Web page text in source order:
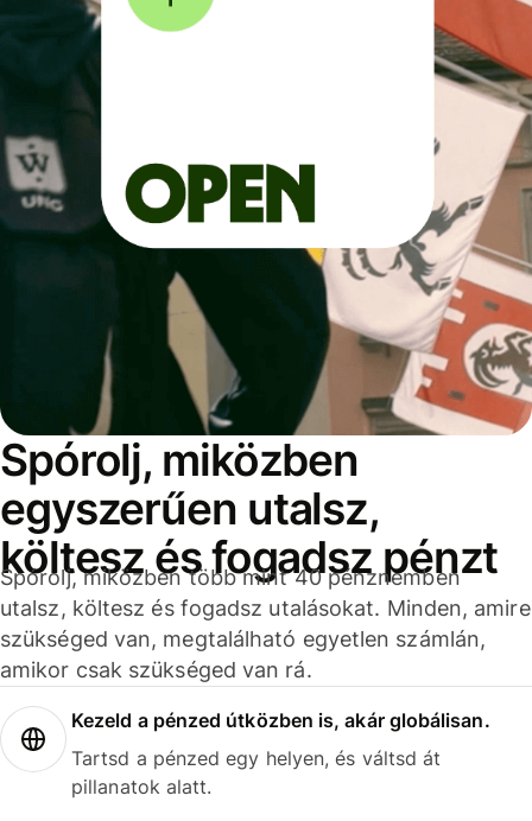
Spórolj, miközben
egyszerűen utalsz,
költesz és fogadsz pénzt
Spórolj, miközben több mint 40 pénznemben
utalsz, költesz és fogadsz utalásokat. Minden, amire
szükséged van, megtalálható egyetlen számlán,
amikor csak szükséged van rá.
Kezeld a pénzed útközben is, akár globálisan.
Tartsd a pénzed egy helyen, és váltsd át
pillanatok alatt.